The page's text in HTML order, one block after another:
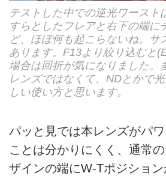
テストした中での逆光ワースト
すらとしたフレアと右下の端に
ど、ほぼ何も起こらないね。サ
あります。F13より絞り込むと
場合は回折が気になりました。
レンズではなくて、NDとかで
しい使い方と思います。
パッと見では本レンズがパ
ことは分かりにくく、通常
ザインの端にW-Tポジショ